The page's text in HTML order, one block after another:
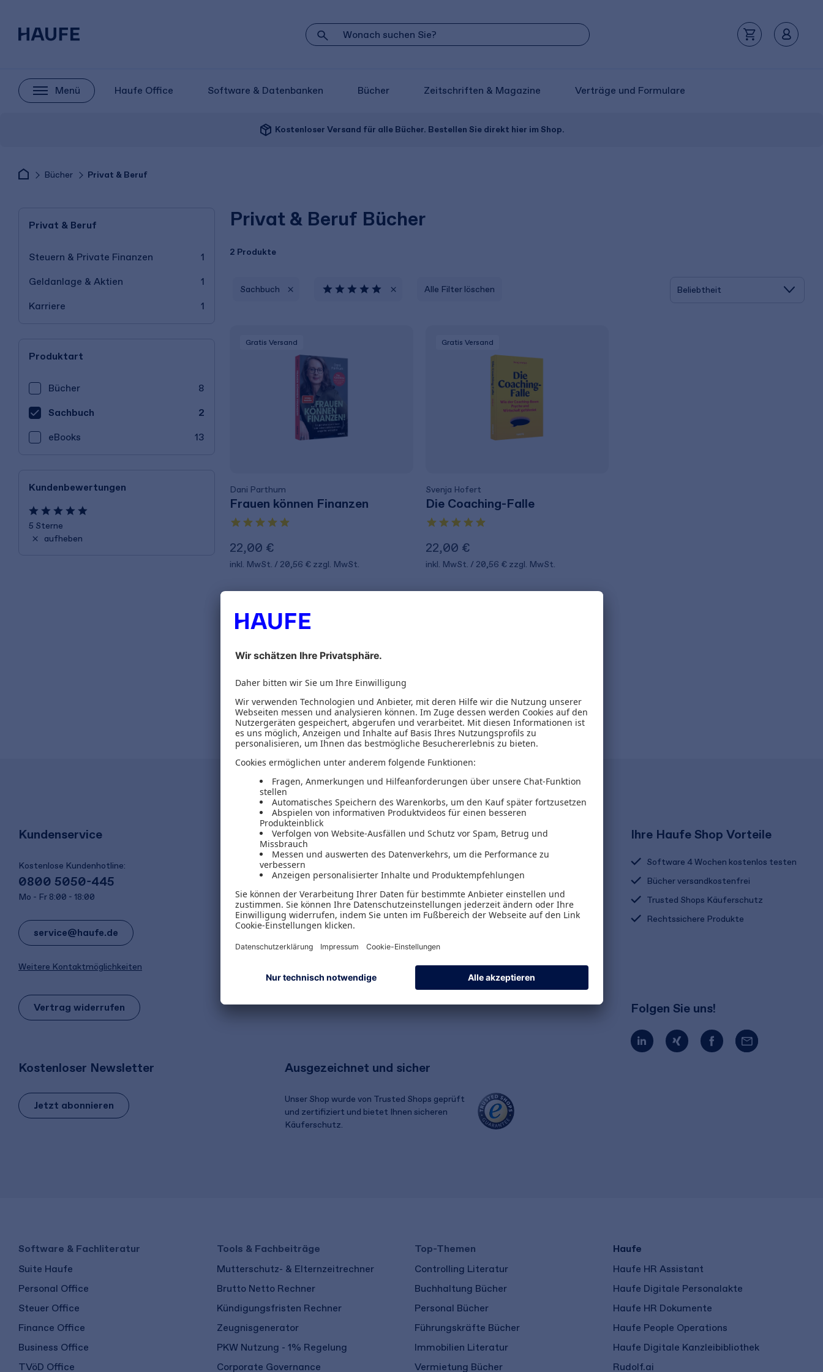
Menü Haufe Office Software & Datenbanken Bücher Zeitschriften & Magazine Verträge und Formulare
package_2 Kostenloser Versand für alle Bücher. Bestellen Sie direkt hier im Shop.
Bücher Privat & Beruf
Privat & Beruf Bücher
2 Produkte
Privat & Beruf
Steuern & Private Finanzen 1
Geldanlage & Aktien 1
Karriere 1
Produktart
Bücher 8
Sachbuch 2
eBooks 13
Kundenbewertungen
5 Sterne
aufheben
Sachbuch Alle Filter löschen
Gratis Versand
Dani Parthum
Frauen können Finanzen
22,00 €
inkl. MwSt. 20,56 € zzgl. MwSt.
Gratis Versand
Svenja Hofert
Die Coaching-Falle
22,00 €
inkl. MwSt. 20,56 € zzgl. MwSt.
Kundenservice
Kostenlose Kundenhotline:
0800 5050-445
Mo - Fr 8:00 - 18:00
service@haufe.de
Weitere Kontaktmöglichkeiten
Vertrag widerrufen
Versand & Zahlungsarten
Versandpauschalen
Kostenlose Rücksendungen
Alle Zahlungsarten
Kostenloser Newsletter
Jetzt abonnieren
Ausgezeichnet und sicher
Unser Shop wurde von Trusted Shops geprüft
und zertifiziert und bietet Ihnen sicheren
Käuferschutz.
Ihre Haufe Shop Vorteile
Software 4 Wochen kostenlos testen
Bücher versandkostenfrei
Trusted Shops Käuferschutz
Rechtssichere Produkte
Folgen Sie uns!
Software & Fachliteratur
Suite Haufe
Personal Office
Steuer Office
Finance Office
Business Office
TVöD Office
Tools & Fachbeiträge
Mutterschutz- & Elternzeitrechner
Brutto Netto Rechner
Kündigungsfristen Rechner
Zeugnisgenerator
PKW Nutzung - 1% Regelung
Corporate Governance
Top-Themen
Controlling Literatur
Buchhaltung Bücher
Personal Bücher
Führungskräfte Bücher
Immobilien Literatur
Vermietung Bücher
Haufe
Haufe HR Assistant
Haufe Digitale Personalakte
Haufe HR Dokumente
Haufe People Operations
Haufe Digitale Kanzleibibliothek
Rudolf.ai